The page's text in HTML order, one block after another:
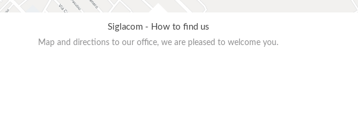
Siglacom - How to find us
Map and directions to our office, we are pleased to welcome you.